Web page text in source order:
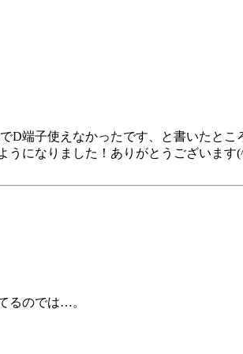
D端子使えなかったです、と書いたとこ
うになりました！ありがとうございます
るのでは…。